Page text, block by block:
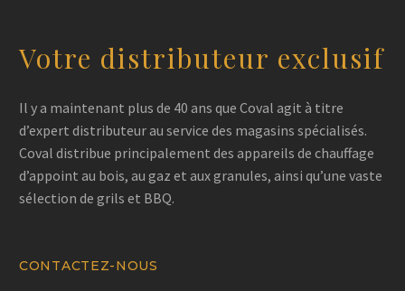
Votre distributeur exclusif
Il y a maintenant plus de 40 ans que Coval agit à titre
d’expert distributeur au service des magasins spécialisés.
Coval distribue principalement des appareils de chauffage
d’appoint au bois, au gaz et aux granules, ainsi qu’une vaste
sélection de grils et BBQ.
CONTACTEZ-NOUS